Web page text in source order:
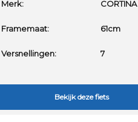
Merk: CORTINA
Framemaat: 61cm
Versnellingen: 7
Bekijk deze fiets